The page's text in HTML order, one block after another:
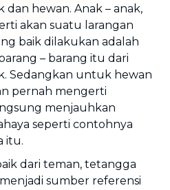
dan hewan. Anak – anak,
akan suatu larangan
baik dilakukan adalah
– barang itu dari
Sedangkan untuk hewan
pernah mengerti
menjauhkan
seperti contohnya
itu.
dari teman, tetangga
sumber referensi